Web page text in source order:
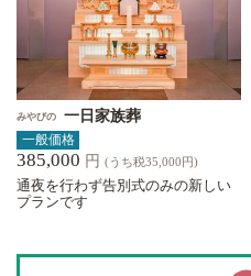
みやびの 一日家族葬
一般価格
385,000 円 (うち税35,000円)
通夜を行わず告別式のみの新しい
プランです